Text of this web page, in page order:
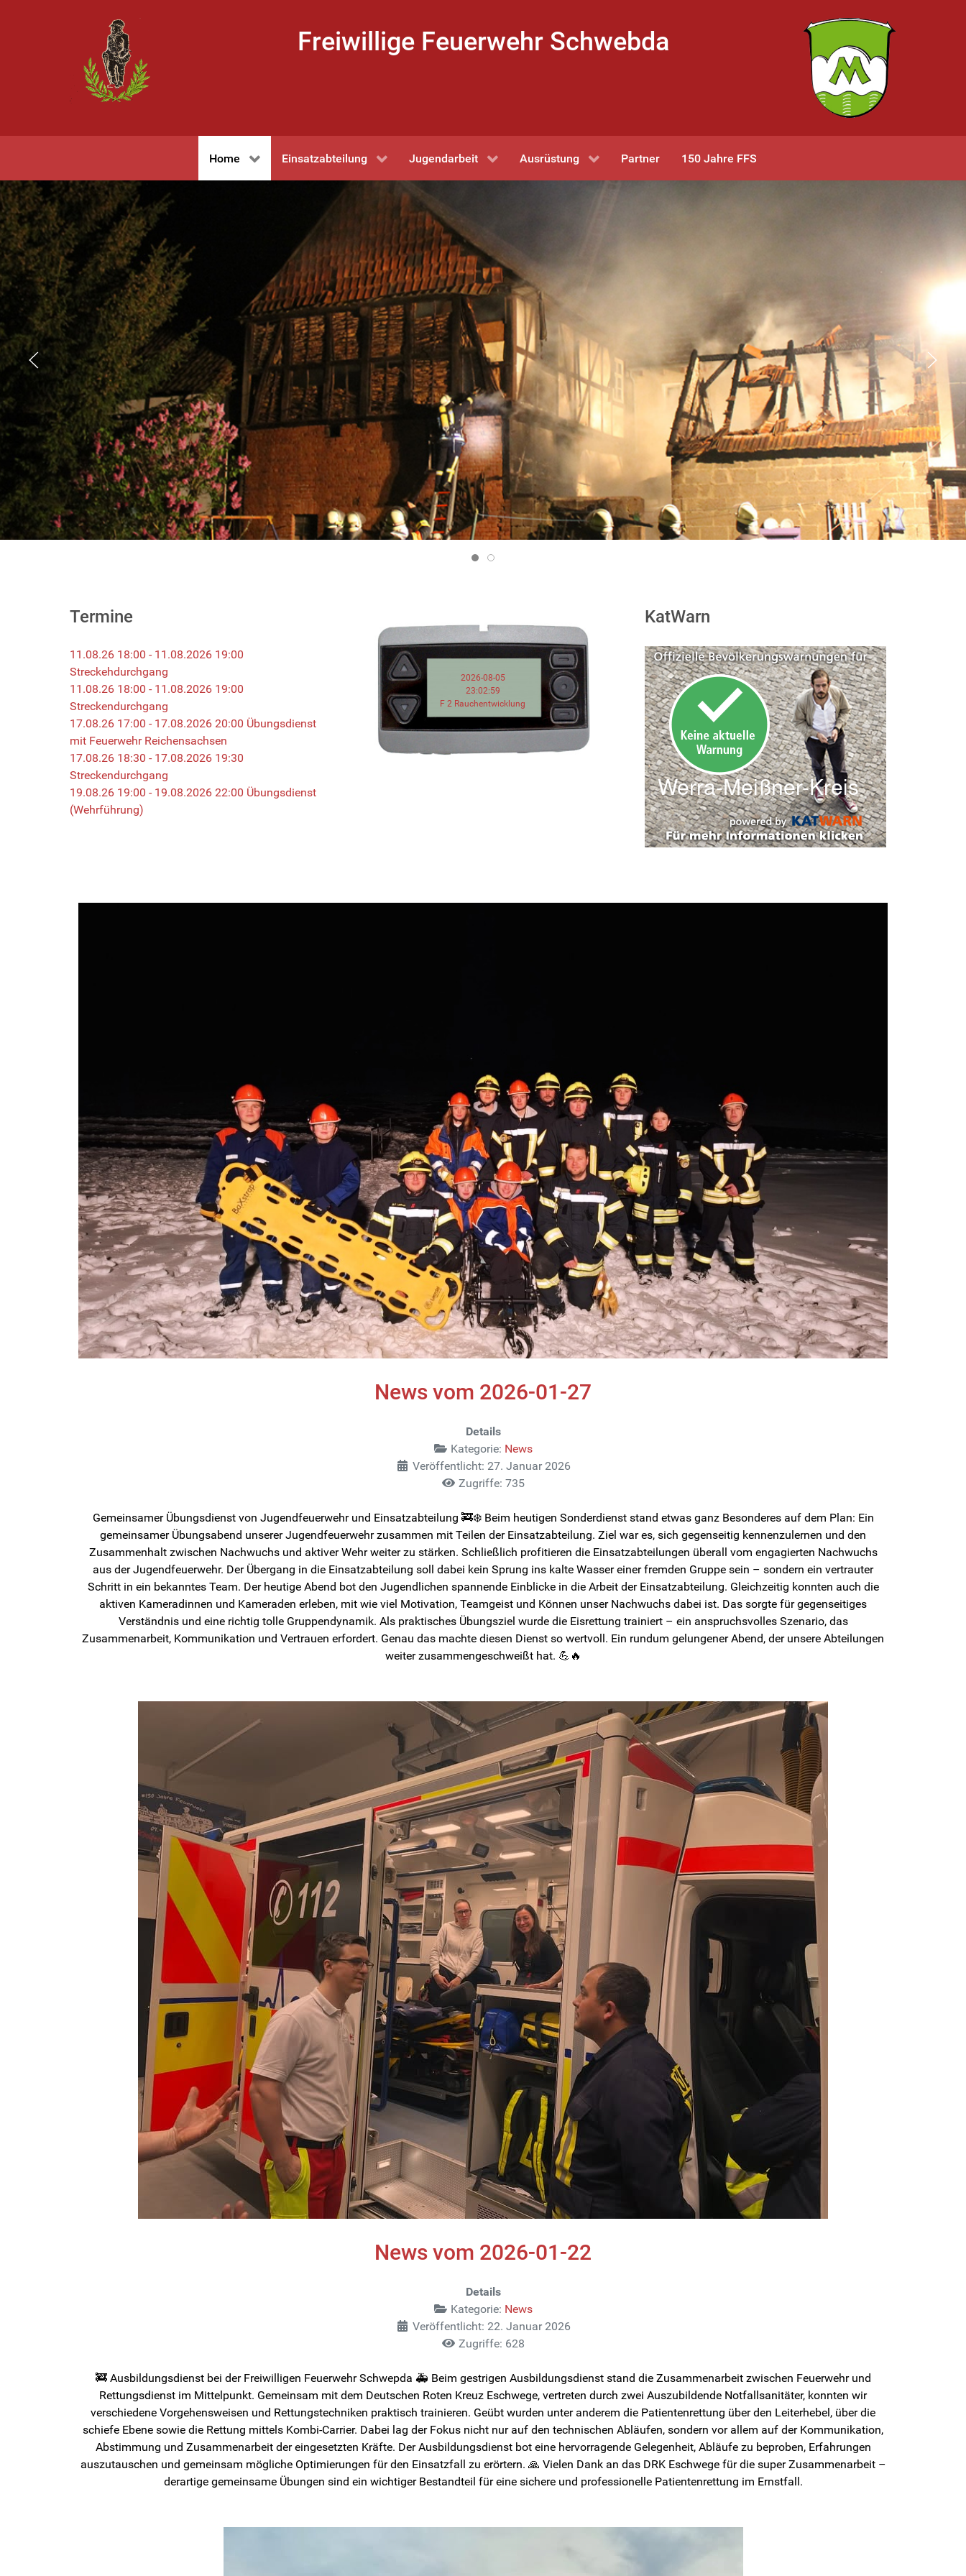
Freiwillige Feuerwehr Schwebda
Home Einsatzabteilung Jugendarbeit Ausrüstung Partner 150 Jahre FFS
Termine
11.08.26 18:00 - 11.08.2026 19:00
Streckehdurchgang
11.08.26 18:00 - 11.08.2026 19:00
Streckendurchgang
17.08.26 17:00 - 17.08.2026 20:00 Übungsdienst
mit Feuerwehr Reichensachsen
17.08.26 18:30 - 17.08.2026 19:30
Streckendurchgang
19.08.26 19:00 - 19.08.2026 22:00 Übungsdienst
(Wehrführung)
2026-08-05
23:02:59
F 2 Rauchentwicklung
KatWarn
News vom 2026-01-27
Details
Kategorie: News
Veröffentlicht: 27. Januar 2026
Zugriffe: 735
Gemeinsamer Übungsdienst von Jugendfeuerwehr und Einsatzabteilung 🚒❄️ Beim heutigen Sonderdienst stand etwas ganz Besonderes auf dem Plan: Ein
gemeinsamer Übungsabend unserer Jugendfeuerwehr zusammen mit Teilen der Einsatzabteilung. Ziel war es, sich gegenseitig kennenzulernen und den
Zusammenhalt zwischen Nachwuchs und aktiver Wehr weiter zu stärken. Schließlich profitieren die Einsatzabteilungen überall vom engagierten Nachwuchs
aus der Jugendfeuerwehr. Der Übergang in die Einsatzabteilung soll dabei kein Sprung ins kalte Wasser einer fremden Gruppe sein – sondern ein vertrauter
Schritt in ein bekanntes Team. Der heutige Abend bot den Jugendlichen spannende Einblicke in die Arbeit der Einsatzabteilung. Gleichzeitig konnten auch die
aktiven Kameradinnen und Kameraden erleben, mit wie viel Motivation, Teamgeist und Können unser Nachwuchs dabei ist. Das sorgte für gegenseitiges
Verständnis und eine richtig tolle Gruppendynamik. Als praktisches Übungsziel wurde die Eisrettung trainiert – ein anspruchsvolles Szenario, das
Zusammenarbeit, Kommunikation und Vertrauen erfordert. Genau das machte diesen Dienst so wertvoll. Ein rundum gelungener Abend, der unsere Abteilungen
weiter zusammengeschweißt hat. 💪🔥
News vom 2026-01-22
Details
Kategorie: News
Veröffentlicht: 22. Januar 2026
Zugriffe: 628
🚒 Ausbildungsdienst bei der Freiwilligen Feuerwehr Schwepda 🚑 Beim gestrigen Ausbildungsdienst stand die Zusammenarbeit zwischen Feuerwehr und
Rettungsdienst im Mittelpunkt. Gemeinsam mit dem Deutschen Roten Kreuz Eschwege, vertreten durch zwei Auszubildende Notfallsanitäter, konnten wir
verschiedene Vorgehensweisen und Rettungstechniken praktisch trainieren. Geübt wurden unter anderem die Patientenrettung über den Leiterhebel, über die
schiefe Ebene sowie die Rettung mittels Kombi-Carrier. Dabei lag der Fokus nicht nur auf den technischen Abläufen, sondern vor allem auf der Kommunikation,
Abstimmung und Zusammenarbeit der eingesetzten Kräfte. Der Ausbildungsdienst bot eine hervorragende Gelegenheit, Abläufe zu beproben, Erfahrungen
auszutauschen und gemeinsam mögliche Optimierungen für den Einsatzfall zu erörtern. 🙏 Vielen Dank an das DRK Eschwege für die super Zusammenarbeit –
derartige gemeinsame Übungen sind ein wichtiger Bestandteil für eine sichere und professionelle Patientenrettung im Ernstfall.